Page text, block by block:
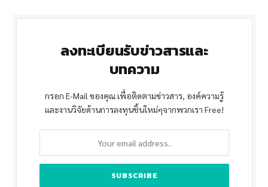
ลงทะเบียนรับข่าวสารและ
บทความ
กรอก E-Mail ของคุณ เพื่อติดตามข่าวสาร, องค์ความรู้
และงานวิจัยด้านการลงทุนชิ้นใหม่ๆจากพวกเรา Free!